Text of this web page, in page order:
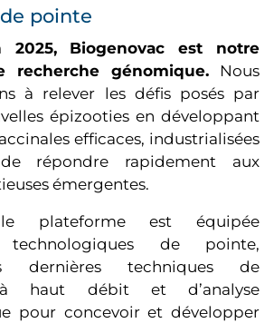
pointe
2025, Biogenovac est notre
recherche génomique. Nous
à relever les défis posés par
épizooties en développant
efficaces, industrialisées
répondre rapidement aux
émergentes.
plateforme est équipée
technologiques de pointe,
dernières techniques de
à haut débit et d’analyse
pour concevoir et développer